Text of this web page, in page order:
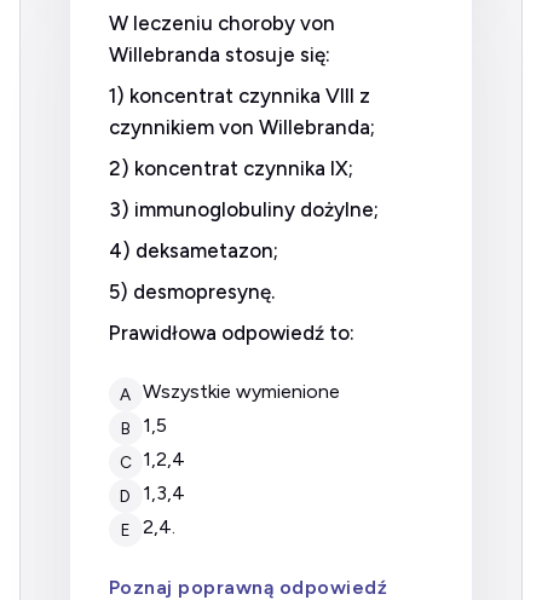
W leczeniu choroby von
Willebranda stosuje się:
1) koncentrat czynnika VIII z
czynnikiem von Willebranda;
2) koncentrat czynnika IX;
3) immunoglobuliny dożylne;
4) deksametazon;
5) desmopresynę.
Prawidłowa odpowiedź to:
A wszystkie wymienione
B 1,5
C 1,2,4
D 1,3,4
E 2,4.
Poznaj poprawną odpowiedź